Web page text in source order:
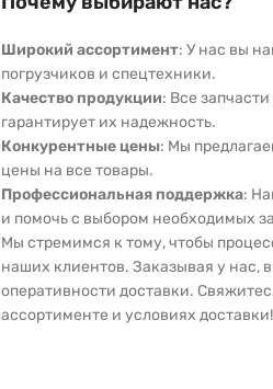
Широкий ассортимент: У нас вы
погрузчиков и спецтехники.
Качество продукции: Все
гарантирует их надежность.
Конкурентные цены: Мы
цены на все товары.
Профессиональная поддержка:
и помочь с выбором необходимых
Мы стремимся к тому, чтобы
наших клиентов. Заказывая у нас,
оперативности доставки.
ассортименте и условиях доставки!